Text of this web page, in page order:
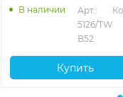
без креплений и
В наличии
Арт.:
5126/TW
B52
Купить